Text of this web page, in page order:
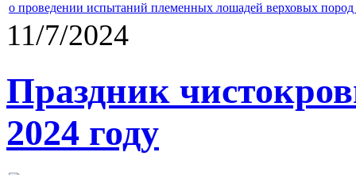
о проведении испытаний племенных лошадей верховых
11/7/2024
Праздник
2024 году